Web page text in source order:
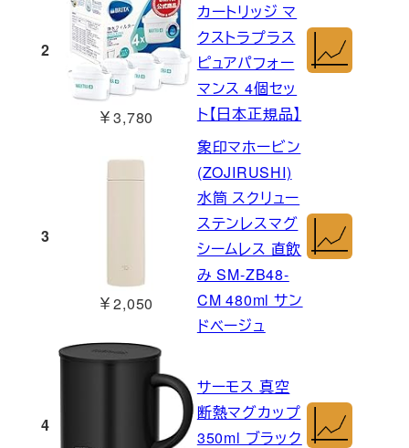
2
￥3,780
カートリッジ マ
クストラプラス
ピュアパフォー
マンス 4個セッ
ト【日本正規品】
3
￥2,050
象印マホービン
(ZOJIRUSHI)
水筒 スクリュー
ステンレスマグ
シームレス 直飲
み SM-ZB48-
CM 480ml サン
ドベージュ
4
サーモス 真空
断熱マグカップ
350ml ブラック